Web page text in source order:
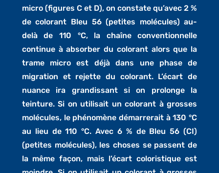
micro (figures C et D), on constate qu’avec 2 %
de colorant Bleu 56 (petites molécules) au-
delà de 110 °C, la chaîne conventionnelle
continue à absorber du colorant alors que la
trame micro est déjà dans une phase de
migration et rejette du colorant. L’écart de
nuance ira grandissant si on prolonge la
teinture. Si on utilisait un colorant à grosses
molécules, le phénomène démarrerait à 130 °C
au lieu de 110 °C. Avec 6 % de Bleu 56 (CI)
(petites molécules), les choses se passent de
la même façon, mais l’écart coloristique est